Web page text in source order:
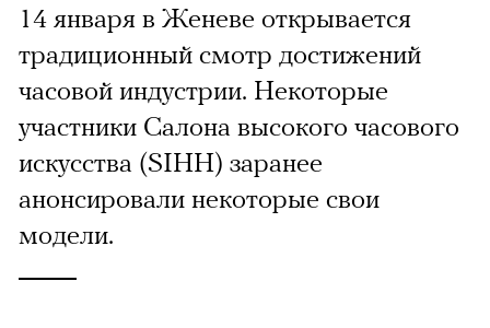
14 января в Женеве открывается
традиционный смотр достижений
часовой индустрии. Некоторые
участники Салона высокого часового
искусства (SIHH) заранее
анонсировали некоторые свои
модели.